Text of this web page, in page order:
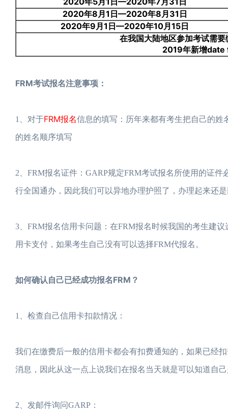
2020年8月1日—2020年8月31日
2020年9月1日—2020年10月15日
在我国大陆地区参加考试需
2019年新增date
FRM考试报名注意事项：
1、对于FRM报名信息的填写：历年来都有考生把自己的姓
的姓名顺序填写
2、FRM报名证件：GARP规定FRM考试报名所使用的证
行全国通办，因此我们可以异地办理护照了，办理起来还
3、FRM报名信用卡问题：在FRM报名时候我国的考生建
用卡支付，如果考生自己没有可以选择FRM代报名。
如何确认自己已经成功报名FRM？
1、检查自己信用卡扣款情况：
我们在缴费后一般的信用卡都会有扣费通知的，如果已经
消息，因此从这一点上说我们在报名当天就是可以知道自
2、发邮件询问GARP：